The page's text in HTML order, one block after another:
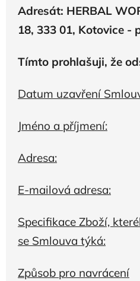
Adresát: HERBAL
18, 333 01, Kotovice -
Tímto prohlašuji, že
Datum uzavření
Jméno a příjmení:
Adresa:
E-mailová adresa:
Specifikace Zboží,
se Smlouva týká:
Způsob pro navrácení